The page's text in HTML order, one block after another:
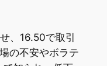
、16.50で取引
の不安やボラテ